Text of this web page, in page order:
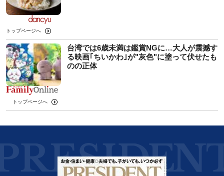
トップページへ
台湾では6歳未満は鑑賞NGに…大人が震撼す
る映画｢ちいかわ｣が"灰色"に塗って伏せたも
のの正体
トップページへ